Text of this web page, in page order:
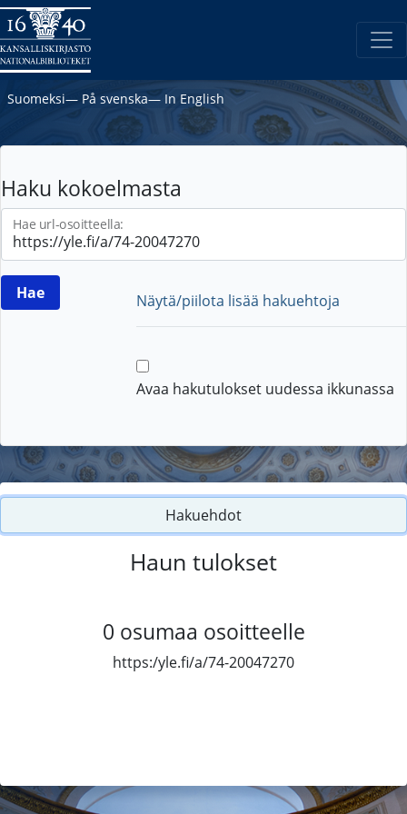
Suomeksi― På svenska― In English
Haku kokoelmasta
Hae url-osoitteella:
Näytä/piilota lisää hakuehtoja
Avaa hakutulokset uudessa ikkunassa
Hakuehdot
Haun tulokset
0 osumaa osoitteelle
https:/yle.fi/a/74-20047270